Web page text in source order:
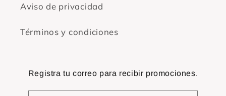
Aviso de privacidad
Términos y condiciones
Registra tu correo para recibir promociones.